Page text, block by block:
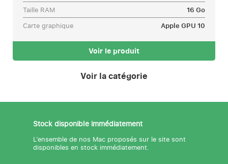
Taille RAM
16 Go
Carte graphique
Apple GPU 10
Voir le produit
Voir la catégorie
Stock disponible immédiatement
L’ensemble de nos Mac proposés sur le site sont
disponibles en stock immédiatement.